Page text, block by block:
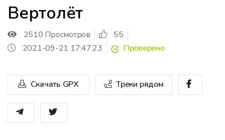
Вертолёт
2510 Просмотров
55
2021-09-21 17:47:23
Проверено
Скачать GPX Треки рядом